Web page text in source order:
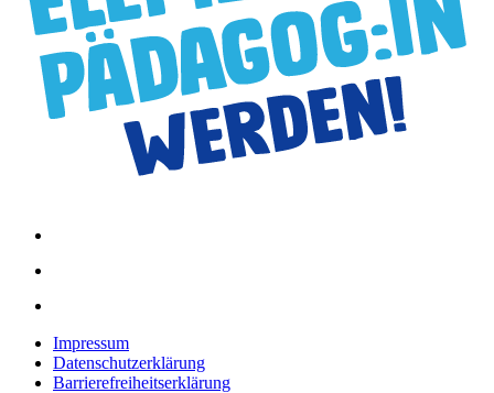
Impressum
Datenschutzerklärung
Barrierefreiheitserklärung